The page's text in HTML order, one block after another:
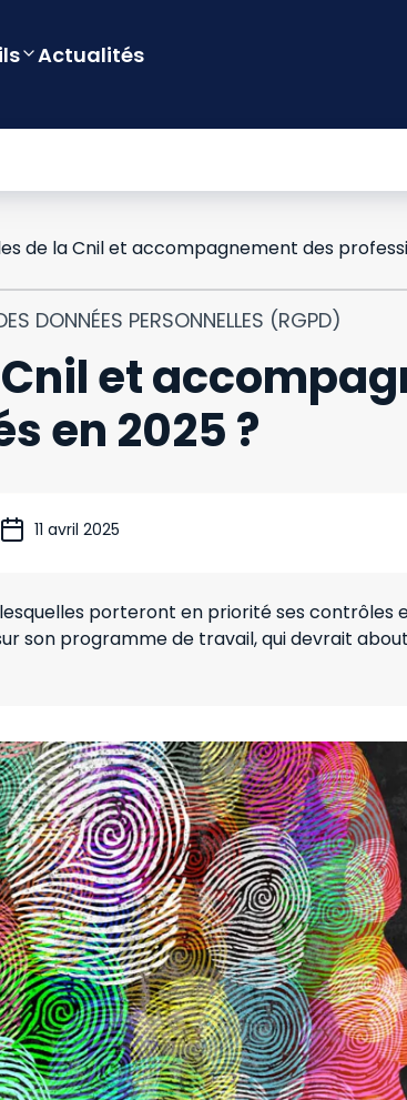
Actualités
DONNÉES PERSONNELLES (RGPD)
et
en 2025 ?
11 avril 2025
porteront en priorité ses contrôles
son programme de travail, qui devrait